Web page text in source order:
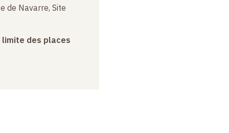
de Navarre, Site
limite des places